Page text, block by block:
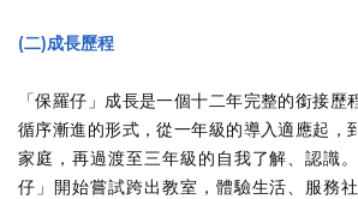
(二)成長歷程
「保羅仔」成長是一個十二年完整的銜接歷
循序漸進的形式，從一年級的導入適應起，
家庭，再過渡至三年級的自我了解、認識
仔」開始嘗試跨出教室，體驗生活、服務